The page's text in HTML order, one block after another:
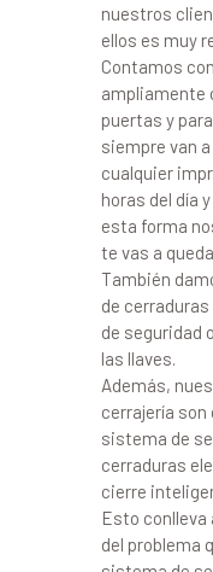
nuestros
ellos es muy
Contamos
ampliamente
puertas y
siempre van
cualquier
horas del día
esta forma
te vas a
También
de
de seguridad
las llaves.
Además,
cerrajería
sistema de
cerraduras
cierre
Esto
del problema